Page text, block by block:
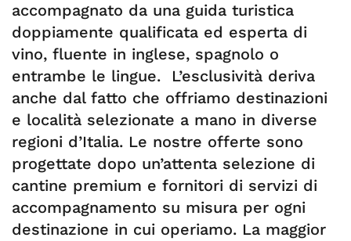
accompagnato da una guida turistica
doppiamente qualificata ed esperta di
vino, fluente in inglese, spagnolo o
entrambe le lingue. L’esclusività deriva
anche dal fatto che offriamo destinazioni
e località selezionate a mano in diverse
regioni d’Italia. Le nostre offerte sono
progettate dopo un’attenta selezione di
cantine premium e fornitori di servizi di
accompagnamento su misura per ogni
destinazione in cui operiamo. La maggior